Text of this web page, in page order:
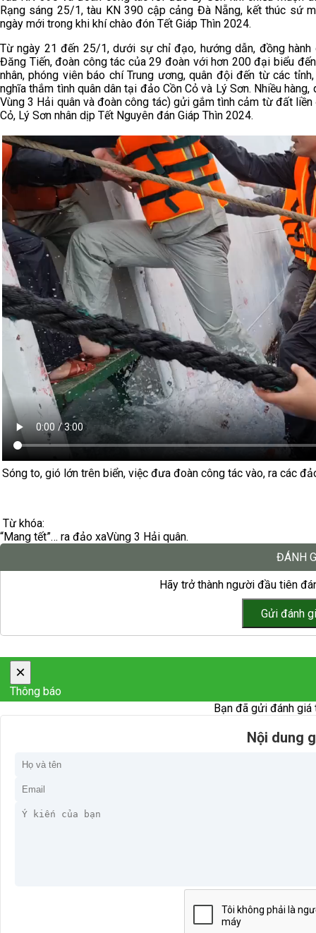
Rạng sáng 25/1, tàu KN 390 cập cảng Đà Nẵng, kết thúc sứ
ngày mới trong khi khí chào đón Tết Giáp Thìn 2024.
Từ ngày 21 đến 25/1, dưới sự chỉ đạo, hướng dẫn, đồng hành
Đăng Tiến, đoàn công tác của 29 đoàn với hơn 200 đại biểu
nhân, phóng viên báo chí Trung ương, quân đội đến từ các
nghĩa thắm tình quân dân tại đảo Cồn Cỏ và Lý Sơn. Nhiều
Vùng 3 Hải quân và đoàn công tác) gửi gắm tình cảm từ đất
Cỏ, Lý Sơn nhân dịp Tết Nguyên đán Giáp Thìn 2024.
Sóng to, gió lớn trên biển, việc đưa đoàn công tác vào, ra các
Từ khóa:
“Mang tết”… ra đảo xaVùng 3 Hải quân.
ĐÁNH
Hãy trở thành người đầu tiên
×
Thông báo
Bạn đã gửi đánh giá
Nội dung